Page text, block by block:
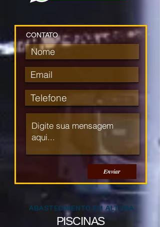
CONTATO
Enviar
​ABASTECIMENTO EM ALTURA
PISCINAS